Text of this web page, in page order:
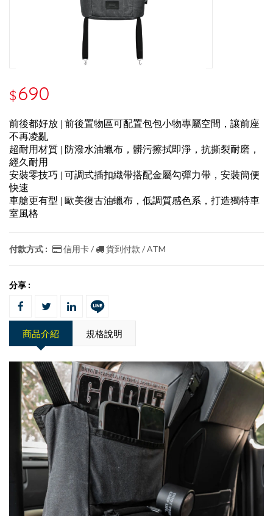
$690
前後都好放 | 前後置物區可配置包包小物專屬空間，讓前座
不再凌亂
超耐用材質 | 防潑水油蠟布，髒污擦拭即淨，抗撕裂耐磨，
經久耐用
安裝零技巧 | 可調式插扣織帶搭配金屬勾彈力帶，安裝簡便
快速
車艙更有型 | 歐美復古油蠟布，低調質感色系，打造獨特車
室風格
付款方式 : 信用卡 / 貨到付款 / ATM
分享 :
商品介紹 規格說明